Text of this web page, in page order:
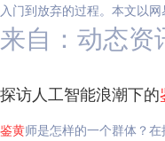
入门到放弃的过程。本文以
来自：动态资
探访人工智能浪潮下的
鉴黄师是怎样的一个群体？